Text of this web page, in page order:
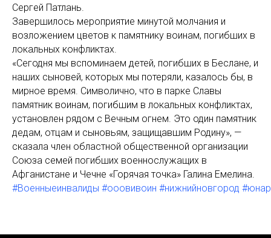
Сергей Патлань.
Завершилось мероприятие минутой молчания и
возложением цветов к памятнику воинам, погибших в
локальных конфликтах.
«Сегодня мы вспоминаем детей, погибших в Беслане, и
наших сыновей, которых мы потеряли, казалось бы, в
мирное время. Символично, что в парке Славы
памятник воинам, погибшим в локальных конфликтах,
установлен рядом с Вечным огнем. Это один памятник
дедам, отцам и сыновьям, защищавшим Родину», —
сказала член областной общественной организации
Союза семей погибших военнослужащих в
Афганистане и Чечне «Горячая точка» Галина Емелина.
#Военныеинвалиды #ооовивоин #нижнийновгород